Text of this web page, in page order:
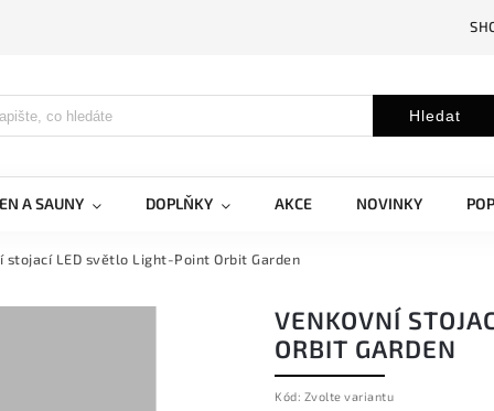
Hledat
A SAUNY DOPLŇKY AKCE NOVINKY
stojací LED světlo Light-Point Orbit Garden
VENKOVNÍ
ORBIT GARDEN
Kód: Zvolte variantu